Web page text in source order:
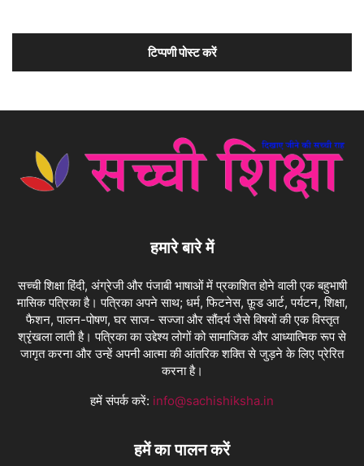
हमारे बारे में
सच्ची शिक्षा हिंदी, अंग्रेजी और पंजाबी भाषाओं में प्रकाशित होने वाली एक बहुभाषी
मासिक पत्रिका है। पत्रिका अपने साथ; धर्म, फिटनेस, फ़ूड आर्ट, पर्यटन, शिक्षा,
फैशन, पालन-पोषण, घर साज- सज्जा और सौंदर्य जैसे विषयों की एक विस्तृत
श्रृंखला लाती है। पत्रिका का उद्देश्य लोगों को सामाजिक और आध्यात्मिक रूप से
जागृत करना और उन्हें अपनी आत्मा की आंतरिक शक्ति से जुड़ने के लिए प्रेरित
करना है।
हमें संपर्क करें: info@sachishiksha.in
हमें का पालन करें